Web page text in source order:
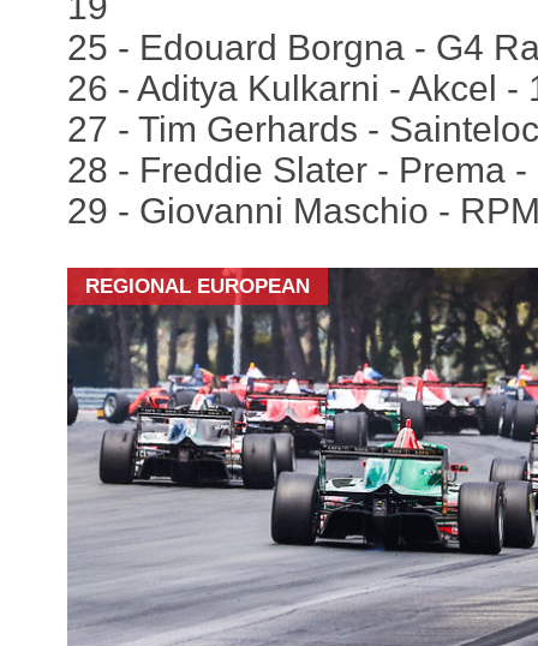
25 - Edouard Borgna - G4
26 - Aditya Kulkarni - Akcel -
27 - Tim Gerhards -
28 - Freddie Slater - Prema
29 - Giovanni Maschio -
REGIONAL EUROPEAN